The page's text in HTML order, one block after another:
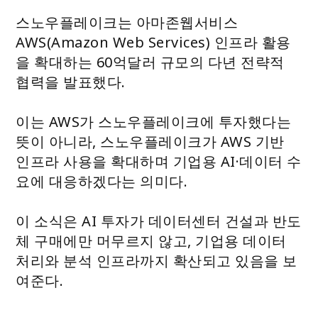
스노우플레이크는 아마존웹서비스
AWS(Amazon Web Services) 인프라 활용
을 확대하는 60억달러 규모의 다년 전략적
협력을 발표했다.
이는 AWS가 스노우플레이크에 투자했다는
뜻이 아니라, 스노우플레이크가 AWS 기반
인프라 사용을 확대하며 기업용 AI·데이터 수
요에 대응하겠다는 의미다.
이 소식은 AI 투자가 데이터센터 건설과 반도
체 구매에만 머무르지 않고, 기업용 데이터
처리와 분석 인프라까지 확산되고 있음을 보
여준다.